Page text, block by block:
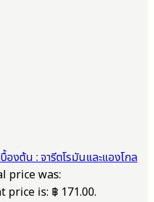
งต้น : จารีตโรมันและแองโกล
price was:
price is: ฿ 171.00.